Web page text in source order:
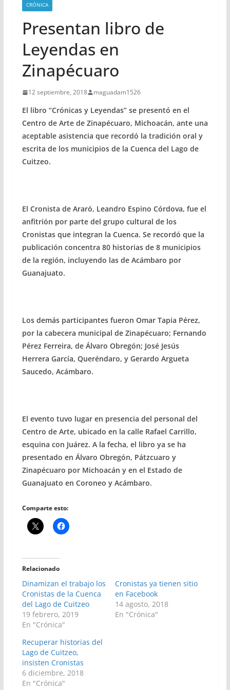
CRÓNICA
Presentan libro de
Leyendas en
Zinapécuaro
12 septiembre, 2018 maguadam1526
El libro “Crónicas y Leyendas” se presentó en el
Centro de Arte de Zinapécuaro, Michoacán, ante una
aceptable asistencia que recordó la tradición oral y
escrita de los municipios de la Cuenca del Lago de
Cuitzeo.
El Cronista de Araró, Leandro Espino Córdova, fue el
anfitrión por parte del grupo cultural de los
Cronistas que integran la Cuenca. Se recordó que la
publicación concentra 80 historias de 8 municipios
de la región, incluyendo las de Acámbaro por
Guanajuato.
Los demás participantes fueron Omar Tapia Pérez,
por la cabecera municipal de Zinapécuaro; Fernando
Pérez Ferreira, de Álvaro Obregón; José Jesús
Herrera García, Queréndaro, y Gerardo Argueta
Saucedo, Acámbaro.
El evento tuvo lugar en presencia del personal del
Centro de Arte, ubicado en la calle Rafael Carrillo,
esquina con Juárez. A la fecha, el libro ya se ha
presentado en Álvaro Obregón, Pátzcuaro y
Zinapécuaro por Michoacán y en el Estado de
Guanajuato en Coroneo y Acámbaro.
Comparte esto:
Relacionado
Dinamizan el trabajo los
Cronistas de la Cuenca
del Lago de Cuitzeo
19 febrero, 2019
En "Crónica"
Cronistas ya tienen sitio
en Facebook
14 agosto, 2018
En "Crónica"
Recuperar historias del
Lago de Cuitzeo,
insisten Cronistas
6 diciembre, 2018
En "Crónica"